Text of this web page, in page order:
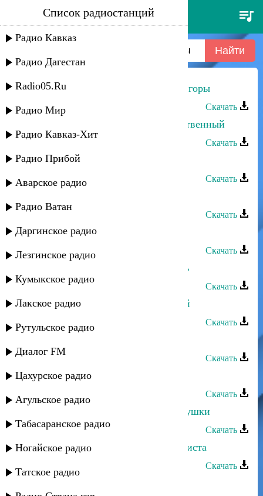
тавус магомедова - приезжайте
в горы
Список радиостанций
Радио Кавказ
Радио Дагестан
Radio05.Ru
Радио Мир
Радио Кавказ-Хит
Радио Прибой
Аварское радио
Радио Ватан
Даргинское радио
Лезгинское радио
Кумыкское радио
Лакское радио
Рутульское радио
Диалог FM
Цахурское радио
Агульское радио
Табасаранское радио
Ногайское радио
Татское радио
Тавус Магомедова - Приезжайте в горы
Скачать
Тавус Магомедова - Ты мой единственный
Скачать
Тавус Магомедова - На свете
Скачать
Скачать
Тавус Магомедова - Мой горец
Скачать
Тавус Магомедова - Берегу любовь
Скачать
Тавус Магомедова - Несравненный
Скачать
Скачать
Тавус Магомедова - Мой горец
Скачать
Тавус Магомедова - Красивие Девушки
Скачать
Тавус Магомедова - Моя любовь чиста
Скачать